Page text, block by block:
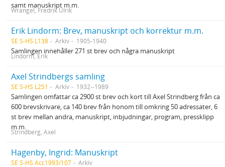
samt manuskript m.m.
Wrangel, Fredrik Ulrik
Erik Lindorm: Brev, manuskript och korrektur m.m.
SE S-HS L138 Arkiv 1905-1940
Samlingen innehåller 271 st brev och några manuskript
Lindorm, Erik
Axel Strindbergs samling
SE S-HS L251 Arkiv 1932--1989
Samlingen omfattar ca 2900 st brev och kort till Axel Strindberg från ca
600 brevskrivare, ca 140 brev från honom till omkring 50 adressater, 6
st brev mellan andra, manuskript, inbjudningar, program, pressklipp
m.m.
Strindberg, Axel
Hagenby, Ingrid: Manuskript
SE S-HS Acc1993/107 Arkiv